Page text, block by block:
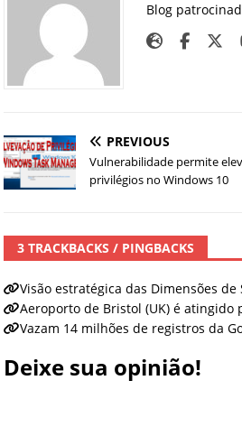
Blog
PREVIOUS
Vulnerabilidade permite
privilégios no Windows 10
3 TRACKBACKS / PINGBACKS
Visão estratégica das Dimensões de
Aeroporto de Bristol (UK) é atingido
Vazam 14 milhões de registros da
Deixe sua opinião!